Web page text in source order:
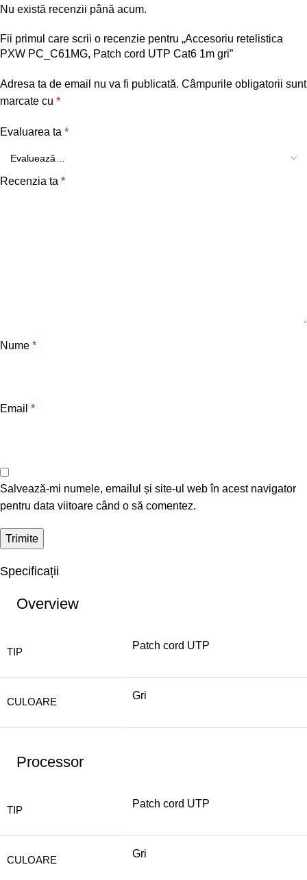
Nu există recenzii până acum.
Fii primul care scrii o recenzie pentru „Accesoriu retelistica
PXW PC_C61MG, Patch cord UTP Cat6 1m gri”
Adresa ta de email nu va fi publicată. Câmpurile obligatorii sunt
marcate cu *
Evaluarea ta *
Recenzia ta *
Nume *
Email *
Salvează-mi numele, emailul și site-ul web în acest navigator
pentru data viitoare când o să comentez.
Specificații
Overview
TIP
Patch cord UTP
CULOARE
Gri
Processor
TIP
Patch cord UTP
CULOARE
Gri